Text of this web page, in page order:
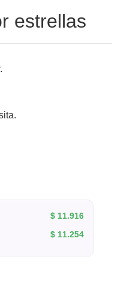
estrellas
$ 11.916
$ 11.254